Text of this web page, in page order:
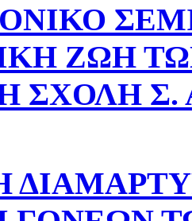
ΖΩΗ
ΣΧΟΛΗ Σ.